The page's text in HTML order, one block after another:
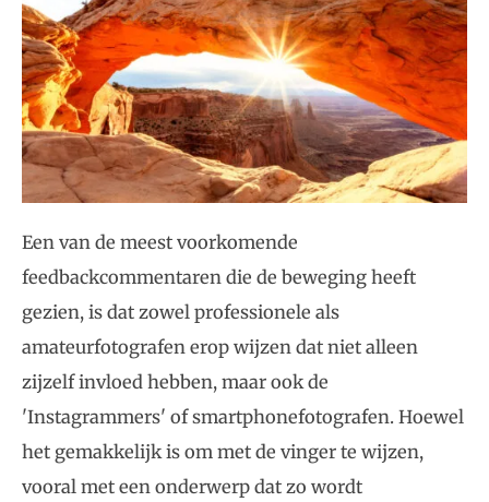
Een van de meest voorkomende
feedbackcommentaren die de beweging heeft
gezien, is dat zowel professionele als
amateurfotografen erop wijzen dat niet alleen
zijzelf invloed hebben, maar ook de
'Instagrammers' of smartphonefotografen. Hoewel
het gemakkelijk is om met de vinger te wijzen,
vooral met een onderwerp dat zo wordt